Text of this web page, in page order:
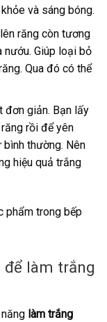
và sáng bóng.
răng còn tương
nướu. Giúp loại bỏ
Qua đó có thể
giản. Bạn lấy
rồi để yên
bình thường. Nên
hiệu quả trắng
để làm trắng
làm trắng